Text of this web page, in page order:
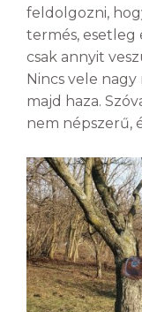
feldolgozni,
termés, esetleg
csak annyit
Nincs vele
majd haza.
nem népszerű,